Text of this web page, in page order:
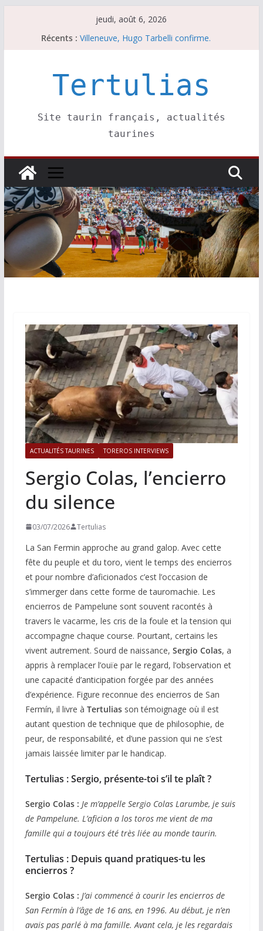
jeudi, août 6, 2026
Récents : Les brèves du mercredi 5 août
Villeneuve, Hugo Tarbelli confirme.
Les brèves du jeudi 6 août
Tertulias
Site taurin français, actualités
taurines
ACTUALITÉS TAURINES TOREROS INTERVIEWS
Sergio Colas, l’encierro
du silence
03/07/2026 Tertulias
La San Fermin approche au grand galop. Avec cette
fête du peuple et du toro, vient le temps des encierros
et pour nombre d’aficionados c’est l’occasion de
s’immerger dans cette forme de tauromachie. Les
encierros de Pampelune sont souvent racontés à
travers le vacarme, les cris de la foule et la tension qui
accompagne chaque course. Pourtant, certains les
vivent autrement. Sourd de naissance, Sergio Colas, a
appris à remplacer l’ouïe par le regard, l’observation et
une capacité d’anticipation forgée par des années
d’expérience. Figure reconnue des encierros de San
Fermín, il livre à Tertuliasson témoignage où il est
autant question de technique que de philosophie, de
peur, de responsabilité, et d’une passion qui ne s’est
jamais laissée limiter par le handicap.
Tertulias : Sergio, présente-toi s’il te plaît ?
Sergio Colas : Je m’appelle Sergio Colas Larumbe, je suis
de Pampelune. L’aficion a los toros me vient de ma
famille qui a toujours été très liée au monde taurin.
Tertulias : Depuis quand pratiques-tu les
encierros ?
Sergio Colas : J’ai commencé à courir les encierros de
San Fermín à l’âge de 16 ans, en 1996. Au début, je n’en
avais pas parlé à ma famille. Avant cela, je les regardais